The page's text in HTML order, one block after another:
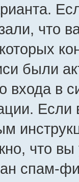
что
были
входа в
что
спам-